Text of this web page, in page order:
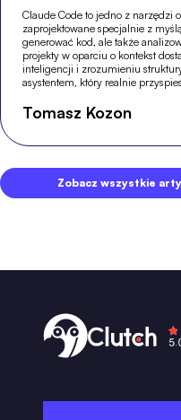
Claude Code to jedno z narzędzi
zaprojektowane specjalnie z
generować kod, ale także
projekty w oparciu o kontekst
inteligencji i zrozumieniu
asystentem, który realnie
Tomasz Kozon
Zobacz wszystkie